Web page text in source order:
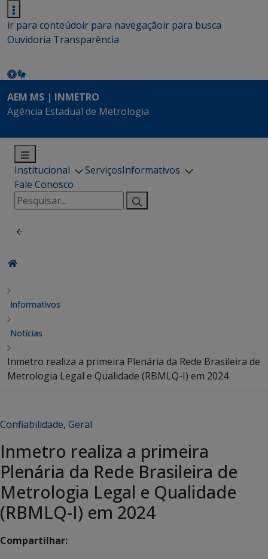
ir para conteúdoir para navegaçãoir para busca
Ouvidoria Transparência
AEM MS | INMETRO
Agência Estadual de Metrologia
Institucional ServiçosInformativos
Fale Conosco
Pesquisar
por:
Informativos
Notícias
Inmetro realiza a primeira Plenária da Rede Brasileira de
Metrologia Legal e Qualidade (RBMLQ-I) em 2024
Confiabilidade, Geral
Inmetro realiza a primeira
Plenária da Rede Brasileira de
Metrologia Legal e Qualidade
(RBMLQ-I) em 2024
Compartilhar: